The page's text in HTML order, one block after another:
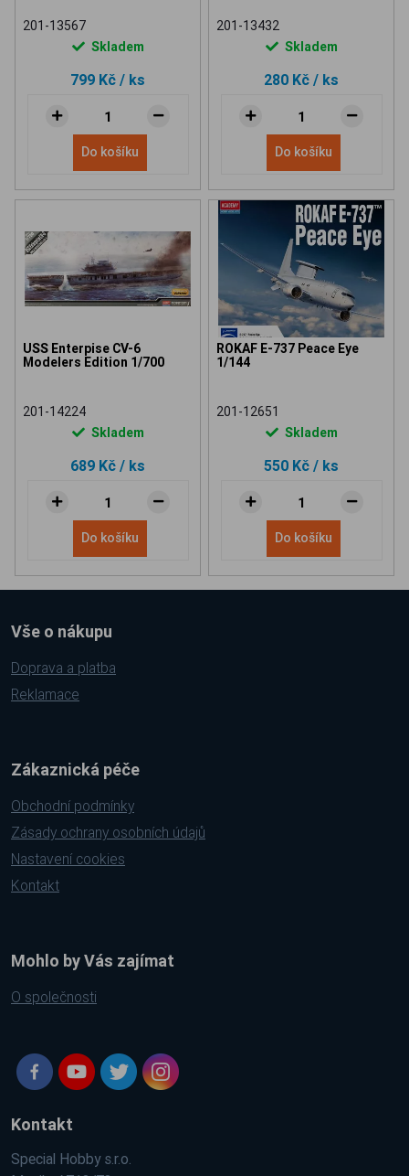
201-13567
Skladem
799 Kč / ks
Do košíku
201-13432
Skladem
280 Kč / ks
Do košíku
USS Enterpise CV-6
Modelers Edition 1/700
201-14224
Skladem
689 Kč / ks
Do košíku
ROKAF E-737 Peace Eye
1/144
201-12651
Skladem
550 Kč / ks
Do košíku
Vše o nákupu
Doprava a platba
Reklamace
Zákaznická péče
Obchodní podmínky
Zásady ochrany osobních údajů
Nastavení cookies
Kontakt
Mohlo by Vás zajímat
O společnosti
Kontakt
Special Hobby s.r.o.